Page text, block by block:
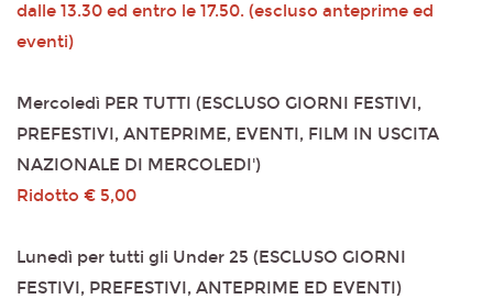
dalle 13.30 ed entro le 17.50. (escluso anteprime ed
eventi)
Mercoledì PER TUTTI (ESCLUSO GIORNI FESTIVI,
PREFESTIVI, ANTEPRIME, EVENTI, FILM IN USCITA
NAZIONALE DI MERCOLEDI')
Ridotto € 5,00
Lunedì per tutti gli Under 25 (ESCLUSO GIORNI
FESTIVI, PREFESTIVI, ANTEPRIME ED EVENTI)